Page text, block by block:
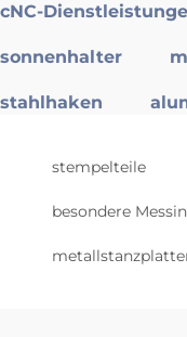
cNC-
sonnenhalter
stahlhaken
stempelteile
besondere